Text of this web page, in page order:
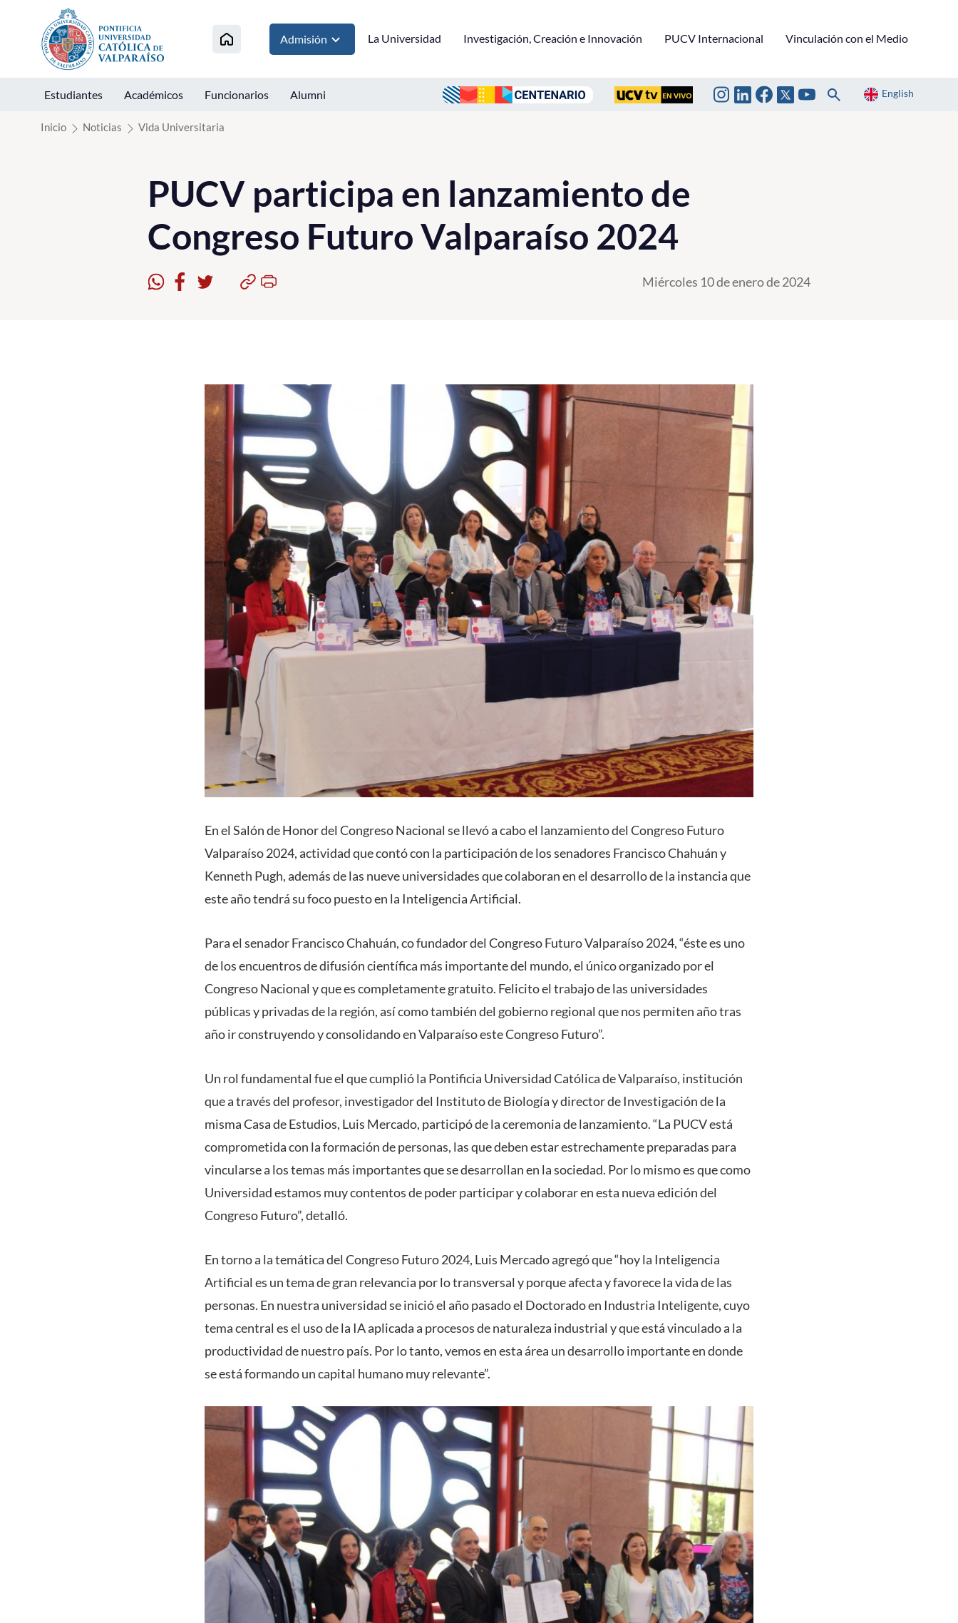
Click acá para ir directamente al contenido
Admisión La Universidad Investigación, Creación e Innovación PUCV Internacional Vinculación con el Medio
Estudiantes Académicos Funcionarios Alumni English
Inicio Noticias Vida Universitaria
PUCV participa en lanzamiento de
Congreso Futuro Valparaíso 2024
Miércoles 10 de enero de 2024
En el Salón de Honor del Congreso Nacional se llevó a cabo el lanzamiento del Congreso Futuro
Valparaíso 2024, actividad que contó con la participación de los senadores Francisco Chahuán y
Kenneth Pugh, además de las nueve universidades que colaboran en el desarrollo de la instancia que
este año tendrá su foco puesto en la Inteligencia Artificial.
Para el senador Francisco Chahuán, co fundador del Congreso Futuro Valparaíso 2024, “éste es uno
de los encuentros de difusión científica más importante del mundo, el único organizado por el
Congreso Nacional y que es completamente gratuito. Felicito el trabajo de las universidades
públicas y privadas de la región, así como también del gobierno regional que nos permiten año tras
año ir construyendo y consolidando en Valparaíso este Congreso Futuro”.
Un rol fundamental fue el que cumplió la Pontificia Universidad Católica de Valparaíso, institución
que a través del profesor, investigador del Instituto de Biología y director de Investigación de la
misma Casa de Estudios, Luis Mercado, participó de la ceremonia de lanzamiento. “La PUCV está
comprometida con la formación de personas, las que deben estar estrechamente preparadas para
vincularse a los temas más importantes que se desarrollan en la sociedad. Por lo mismo es que como
Universidad estamos muy contentos de poder participar y colaborar en esta nueva edición del
Congreso Futuro”, detalló.
En torno a la temática del Congreso Futuro 2024, Luis Mercado agregó que “hoy la Inteligencia
Artificial es un tema de gran relevancia por lo transversal y porque afecta y favorece la vida de las
personas. En nuestra universidad se inició el año pasado el Doctorado en Industria Inteligente, cuyo
tema central es el uso de la IA aplicada a procesos de naturaleza industrial y que está vinculado a la
productividad de nuestro país. Por lo tanto, vemos en esta área un desarrollo importante en donde
se está formando un capital humano muy relevante”.